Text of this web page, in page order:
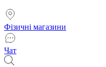
Фізичні магазини
Чат